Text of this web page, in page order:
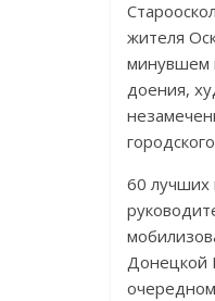
жителя
минувшем
доения,
60 лучших
Донецкой